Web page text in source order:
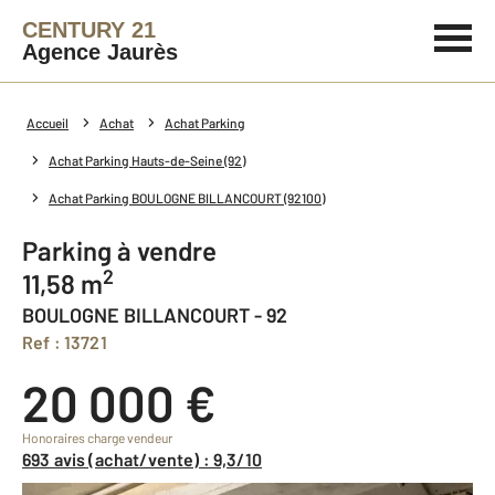
CENTURY 21
Agence Jaurès
Accueil Achat Achat Parking
Achat Parking Hauts-de-Seine (92)
Achat Parking BOULOGNE BILLANCOURT (92100)
Parking à vendre
11,58 m2
BOULOGNE BILLANCOURT - 92
Ref : 13721
20 000 €
Honoraires charge vendeur
693 avis (achat/vente) : 9,3/10